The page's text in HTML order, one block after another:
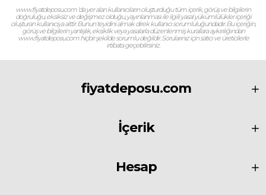
www.fiyatdeposu.com ‘da yer alan kullanıcıların oluşturduğu tüm içerik, görüş ve bilgilerin
doğruluğu, eksiksiz ve değişmez olduğu, yayınlanması ile ilgili yasal yükümlülükler içeriği
oluşturan kullanıcıya aittir. Bunun teyidini almak direk kullanıcı sorumluluğundadır. Bu içeriğin,
görüş ve bilgilerin yanlışlık, eksiklik veya yasalarla düzenlenmiş kurallara aykırılığından
www.fiyatdeposu.com hiçbir şekilde sorumlu değildir. Sorularınız için satıcı ve üreticilerle
irtibata geçebilirsiniz.
fiyatdeposu.com
İçerik
Hesap